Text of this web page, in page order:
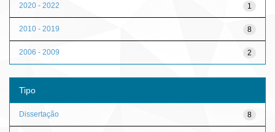
1
2020 - 2022
8
2010 - 2019
2
2006 - 2009
Tipo
8
Dissertação